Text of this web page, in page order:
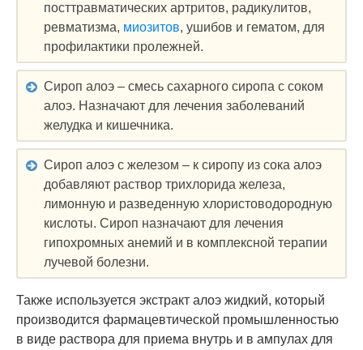
посттравматических артритов, радикулитов,
ревматизма, миозитов, ушибов и гематом, для
профилактики пролежней.
Сироп алоэ – смесь сахарного сиропа с соком
алоэ. Назначают для лечения заболеваний
желудка и кишечника.
Сироп алоэ с железом – к сиропу из сока алоэ
добавляют раствор трихлорида железа,
лимонную и разведенную хлористоводородную
кислоты. Сироп назначают для лечения
гипохромных анемий и в комплексной терапии
лучевой болезни.
Также используется экстракт алоэ жидкий, который
производится фармацевтической промышленностью
в виде раствора для приема внутрь и в ампулах для